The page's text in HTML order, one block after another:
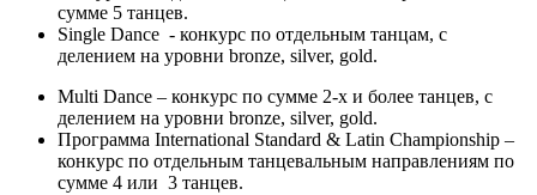
сумме 5 танцев.
Single Dance - конкурс по отдельным танцам, с
делением на уровни bronze, silver, gold.
Multi Dance – конкурс по сумме 2-х и более танцев, с
делением на уровни bronze, silver, gold.
Программа International Standard & Latin Championship –
конкурс по отдельным танцевальным направлениям по
сумме 4 или 3 танцев.